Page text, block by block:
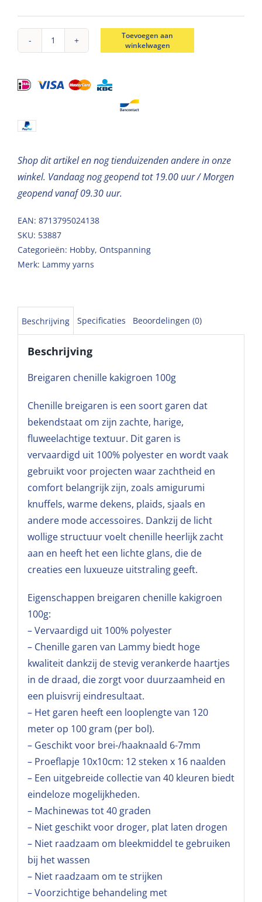
Breigaren
kakigroen
Toevoegen aan
winkelwagen
Shop dit artikel en nog tienduizenden andere in onze
winkel. Vandaag nog geopend tot 19.00 uur / Morgen
geopend vanaf 09.30 uur.
EAN: 8713795024138
SKU: 53887
Categorieën: Hobby, Ontspanning
Merk: Lammy yarns
Beschrijving Specificaties Beoordelingen (0)
Beschrijving
Breigaren chenille kakigroen 100g
Chenille breigaren is een soort garen dat
bekendstaat om zijn zachte, harige,
fluweelachtige textuur. Dit garen is
vervaardigd uit 100% polyester en wordt vaak
gebruikt voor projecten waar zachtheid en
comfort belangrijk zijn, zoals amigurumi
knuffels, warme dekens, plaids, sjaals en
andere mode accessoires. Dankzij de licht
wollige structuur voelt chenille heerlijk zacht
aan en heeft het een lichte glans, die de
creaties een luxueuze uitstraling geeft.
Eigenschappen breigaren chenille kakigroen
100g:
– Vervaardigd uit 100% polyester
– Chenille garen van Lammy biedt hoge
kwaliteit dankzij de stevig verankerde haartjes
in de draad, die zorgt voor duurzaamheid en
een pluisvrij eindresultaat.
– Het garen heeft een looplengte van 120
meter op 100 gram (per bol).
– Geschikt voor brei-/haaknaald 6-7mm
– Proeflapje 10x10cm: 12 steken x 16 naalden
– Een uitgebreide collectie van 40 kleuren biedt
eindeloze mogelijkheden.
– Machinewas tot 40 graden
– Niet geschikt voor droger, plat laten drogen
– Niet raadzaam om bleekmiddel te gebruiken
bij het wassen
– Niet raadzaam om te strijken
– Voorzichtige behandeling met